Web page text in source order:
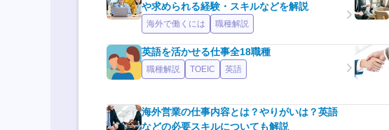
や求められる経験・スキルなどを解説
海外で働くには 職種解説
英語を活かせる仕事全18職種
職種解説 TOEIC 英語
海外営業の仕事内容とは？やりがいは？英語
などの必要スキルについても解説